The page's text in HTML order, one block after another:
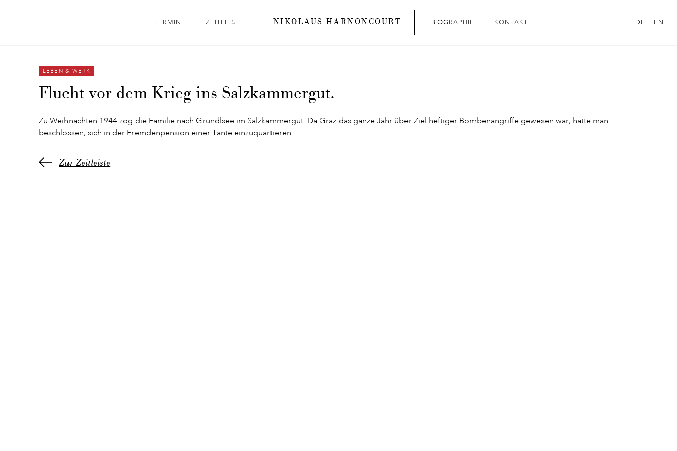
TERMINE ZEITLEISTE NIKOLAUS HARNONCOURT BIOGRAPHIE KONTAKT DE EN
LEBEN & WERK
Flucht vor dem Krieg ins Salzkammergut.
Zu Weihnachten 1944 zog die Familie nach Grundlsee im Salzkammergut. Da Graz das ganze Jahr über Ziel heftiger Bombenangriffe gewesen war, hatte man
beschlossen, sich in der Fremdenpension einer Tante einzuquartieren.
Zur Zeitleiste